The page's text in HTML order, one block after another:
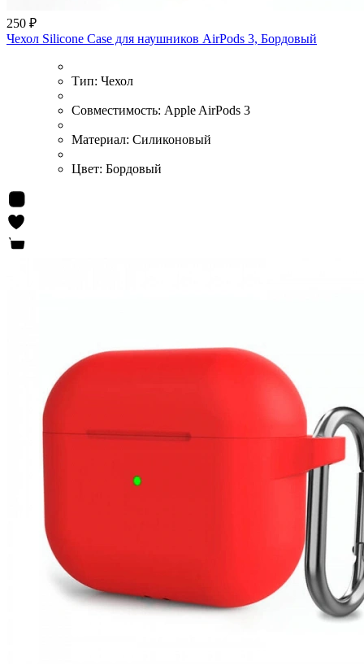
250 ₽
Чехол Silicone Case для наушников AirPods 3, Бордовый
Тип: Чехол
Совместимость: Apple AirPods 3
Материал: Силиконовый
Цвет: Бордовый